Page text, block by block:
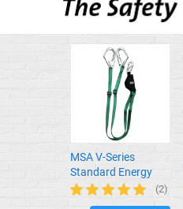
MSA V-Series
Standard Energy
Absorbing Lanyard
(2)